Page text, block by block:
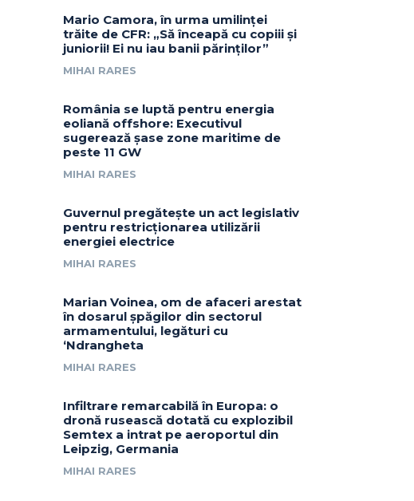
Mario Camora, în urma umilinței
trăite de CFR: „Să înceapă cu copiii și
juniorii! Ei nu iau banii părinților”
MIHAI RARES
România se luptă pentru energia
eoliană offshore: Executivul
sugerează șase zone maritime de
peste 11 GW
MIHAI RARES
Guvernul pregătește un act legislativ
pentru restricționarea utilizării
energiei electrice
MIHAI RARES
Marian Voinea, om de afaceri arestat
în dosarul șpăgilor din sectorul
armamentului, legături cu
‘Ndrangheta
MIHAI RARES
Infiltrare remarcabilă în Europa: o
dronă rusească dotată cu explozibil
Semtex a intrat pe aeroportul din
Leipzig, Germania
MIHAI RARES